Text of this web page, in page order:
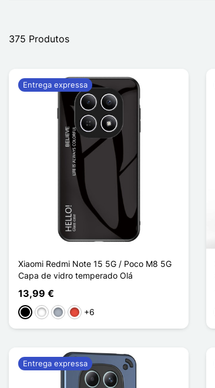
375 Produtos
Xiaomi Redmi Note 15 5G / Poco M8 5G
Capa de vidro temperado Olá
13,99 €
PretoBrancoCinzento
Vermelho
+6
Entrega expressa
Entrega expressa